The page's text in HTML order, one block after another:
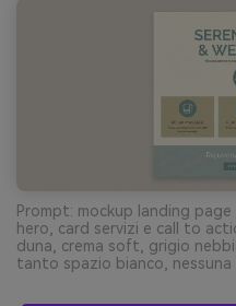
Prompt: mockup landing
hero, card servizi e call to
duna, crema soft, grigio
tanto spazio bianco,